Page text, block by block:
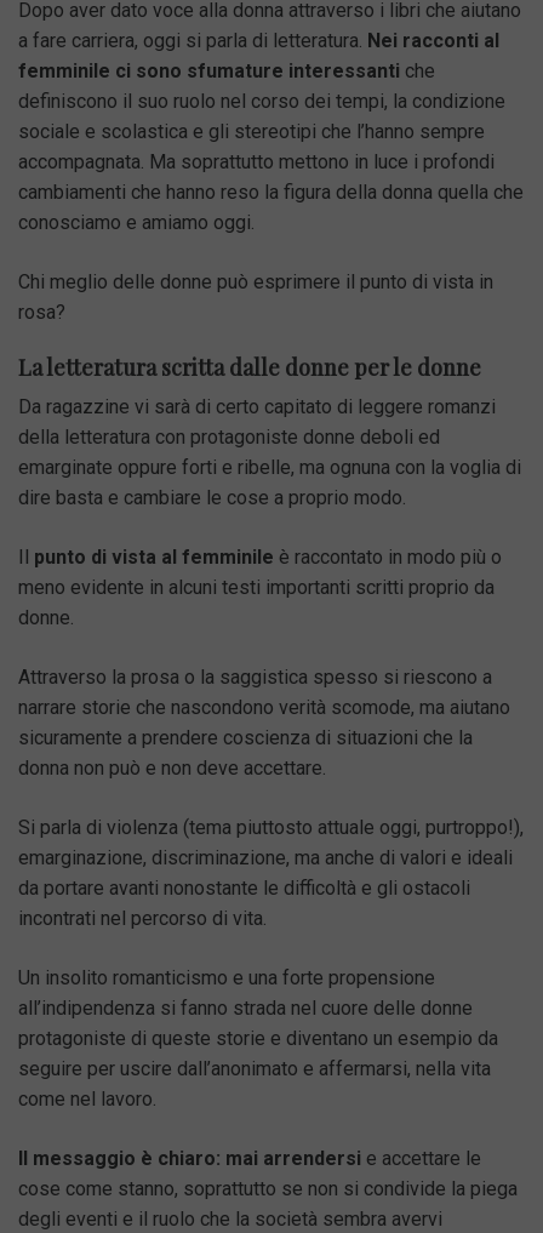
Dopo aver dato voce alla donna attraverso i libri che aiutano
a fare carriera, oggi si parla di letteratura. Nei racconti al
femminile ci sono sfumature interessanti che
definiscono il suo ruolo nel corso dei tempi, la condizione
sociale e scolastica e gli stereotipi che l’hanno sempre
accompagnata. Ma soprattutto mettono in luce i profondi
cambiamenti che hanno reso la figura della donna quella che
conosciamo e amiamo oggi.
Chi meglio delle donne può esprimere il punto di vista in
rosa?
La letteratura scritta dalle donne per le donne
Da ragazzine vi sarà di certo capitato di leggere romanzi
della letteratura con protagoniste donne deboli ed
emarginate oppure forti e ribelle, ma ognuna con la voglia di
dire basta e cambiare le cose a proprio modo.
punto di vista al femminile è raccontato in modo più o
meno evidente in alcuni testi importanti scritti proprio da
donne.
Attraverso la prosa o la saggistica spesso si riescono a
narrare storie che nascondono verità scomode, ma aiutano
sicuramente a prendere coscienza di situazioni che la
donna non può e non deve accettare.
Si parla di violenza (tema piuttosto attuale oggi, purtroppo!),
emarginazione, discriminazione, ma anche di valori e ideali
da portare avanti nonostante le difficoltà e gli ostacoli
incontrati nel percorso di vita.
Un insolito romanticismo e una forte propensione
all’indipendenza si fanno strada nel cuore delle donne
protagoniste di queste storie e diventano un esempio da
seguire per uscire dall’anonimato e affermarsi, nella vita
come nel lavoro.
Il messaggio è chiaro: mai arrendersi e accettare le
cose come stanno, soprattutto se non si condivide la piega
degli eventi e il ruolo che la società sembra avervi